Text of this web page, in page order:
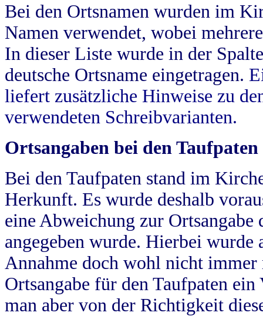
Bei den Ortsnamen wurden im
Namen verwendet, wobei
In dieser Liste wurde in der
deutsche Ortsname eingetragen.
liefert zusätzliche Hinweise zu
verwendeten Schreibvarianten.
Ortsangaben bei den Taufpaten
Bei den Taufpaten stand im
Herkunft. Es wurde deshalb
eine Abweichung zur
angegeben wurde. Hierbei wurde
Annahme doch wohl nicht
Ortsangabe für den Taufpaten
man aber von der Richtigkeit